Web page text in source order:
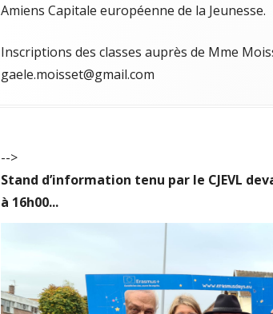
Amiens Capitale européenne de la Jeunesse.
Inscriptions des classes auprès de Mme
gaele.moisset@gmail.com
-->
Stand d’information tenu par le CJEVL
à 16h00...